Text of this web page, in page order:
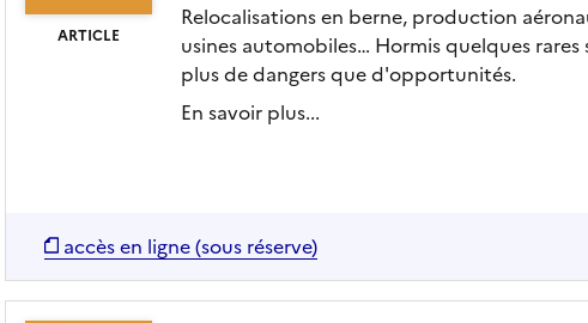
ARTICLE
Relocalisations en berne, production
usines automobiles… Hormis quelques
plus de dangers que d'opportunités.
En savoir plus...
accès en ligne (sous réserve)